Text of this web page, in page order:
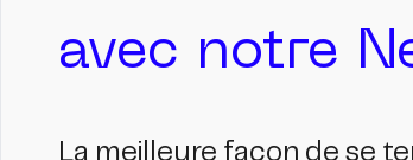
avec notre
La meilleure façon de se